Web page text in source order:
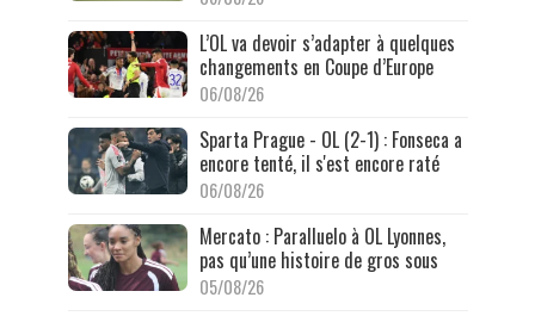
L’OL va devoir s’adapter à quelques
changements en Coupe d’Europe
06/08/26
Sparta Prague - OL (2-1) : Fonseca a
encore tenté, il s'est encore raté
06/08/26
Mercato : Paralluelo à OL Lyonnes,
pas qu’une histoire de gros sous
05/08/26